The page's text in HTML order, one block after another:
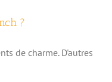
?
de charme. D'autres